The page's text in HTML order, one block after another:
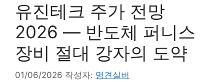
유진테크 주가 전망
2026 — 반도체 퍼니스
장비 절대 강자의 도약
01/06/2026 작성자: 명견실버